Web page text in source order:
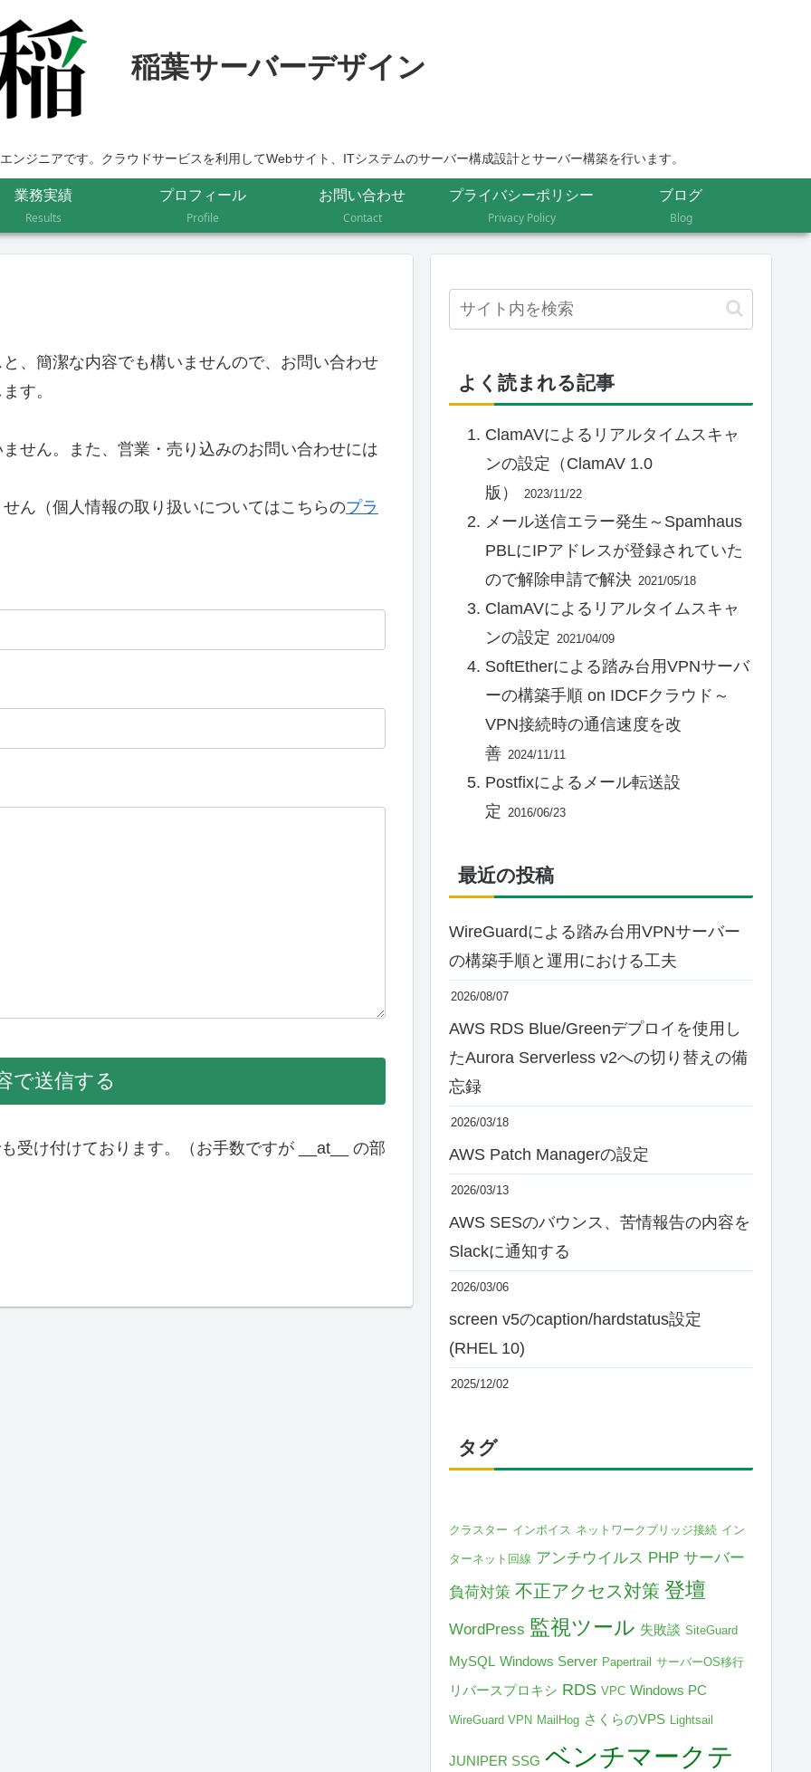
ンジニアです。クラウドサービスを利用してWebサイト、ITシステムのサーバー構成設計とサーバー構築を行います。
業務実績
Results
プロフィール
Profile
お問い合わせ
Contact
プライバシーポリシー
Privacy Policy
ブログ
Blog
、簡潔な内容でも構いませんので、お問い合わせ
す。
せん。また、営業・売り込みのお問い合わせには
ん（個人情報の取り扱いについてはこちらのプラ
受け付けております。（お手数ですが __at__ の部
よく読まれる記事
ClamAVによるリアルタイムスキャ
ンの設定（ClamAV 1.0
版）
2023/11/22
メール送信エラー発生～Spamhaus
PBLにIPアドレスが登録されていた
ので解除申請で解決 2021/05/18
ClamAVによるリアルタイムスキャ
ンの設定
2021/04/09
SoftEtherによる踏み台用VPNサーバ
ーの構築手順 on IDCFクラウド～
VPN接続時の通信速度を改
善 2024/11/11
Postfixによるメール転送設
定
2016/06/23
最近の投稿
WireGuardによる踏み台用VPNサーバー
の構築手順と運用における工夫
2026/08/07
AWS RDS Blue/Greenデプロイを使用し
たAurora Serverless v2への切り替えの備
忘録
2026/03/18
AWS Patch Managerの設定
2026/03/13
AWS SESのバウンス、苦情報告の内容を
Slackに通知する
2026/03/06
screen v5のcaption/hardstatus設定
(RHEL 10)
2025/12/02
タグ
クラスター インボイス ネットワークブリッジ接続 イン
ターネット回線 アンチウイルス PHP サーバー
負荷対策 不正アクセス対策 登壇
WordPress 監視ツール 失敗談 SiteGuard
MySQL Windows Server Papertrail サーバーOS移行
リバースプロキシ RDS VPC Windows PC
WireGuard VPN MailHog さくらのVPS Lightsail
JUNIPER SSG ベンチマークテ